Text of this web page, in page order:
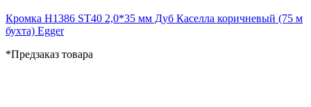
Кромка H1386 ST40 2,0*35 мм Дуб Каселла коричневый (75 м
бухта) Egger
*Предзаказ товара